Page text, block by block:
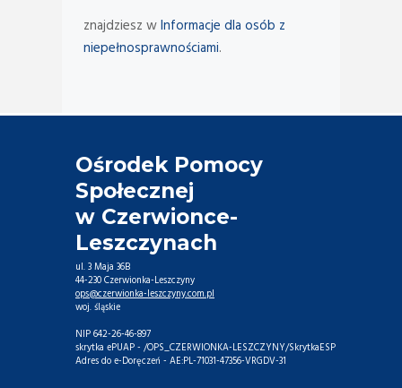
znajdziesz wInformacje dla osób z
niepełnosprawnościami.
Ośrodek Pomocy
Społecznej
w Czerwionce-
Leszczynach
ul. 3 Maja 36B
44-230 Czerwionka-Leszczyny
ops@czerwionka-leszczyny.com.pl
woj. śląskie
NIP 642-26-46-897
skrytka ePUAP - /OPS_CZERWIONKA-LESZCZYNY/SkrytkaESP
Adres do e-Doręczeń - AE:PL-71031-47356-VRGDV-31